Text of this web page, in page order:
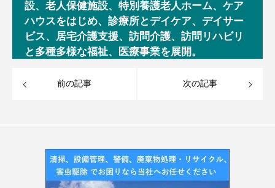
設、老人保健施設、特別養護老人ホーム、ケア
ハウスをはじめ、診療所とデイケア、デイサー
ビス、居宅介護支援、訪問介護、訪問リハビリ
と多種多様な福祉、医療事業を展開。
前の記事 次の記事